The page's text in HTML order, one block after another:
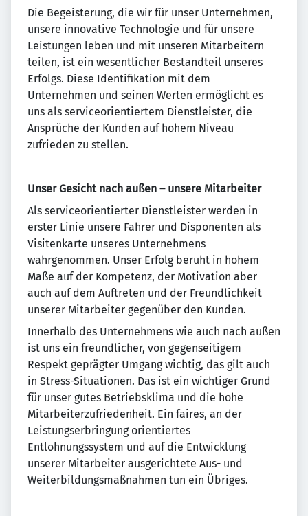
Die Begeisterung, die wir für unser Unternehmen,
unsere innovative Technologie und für unsere
Leistungen leben und mit unseren Mitarbeitern
teilen, ist ein wesentlicher Bestandteil unseres
Erfolgs. Diese Identifikation mit dem
Unternehmen und seinen Werten ermöglicht es
uns als serviceorientiertem Dienstleister, die
Ansprüche der Kunden auf hohem Niveau
zufrieden zu stellen.
Unser Gesicht nach außen – unsere Mitarbeiter
Als serviceorientierter Dienstleister werden in
erster Linie unsere Fahrer und Disponenten als
Visitenkarte unseres Unternehmens
wahrgenommen. Unser Erfolg beruht in hohem
Maße auf der Kompetenz, der Motivation aber
auch auf dem Auftreten und der Freundlichkeit
unserer Mitarbeiter gegenüber den Kunden.
Innerhalb des Unternehmens wie auch nach außen
ist uns ein freundlicher, von gegenseitigem
Respekt geprägter Umgang wichtig, das gilt auch
in Stress-Situationen. Das ist ein wichtiger Grund
für unser gutes Betriebsklima und die hohe
Mitarbeiterzufriedenheit. Ein faires, an der
Leistungserbringung orientiertes
Entlohnungssystem und auf die Entwicklung
unserer Mitarbeiter ausgerichtete Aus- und
Weiterbildungsmaßnahmen tun ein Übriges.